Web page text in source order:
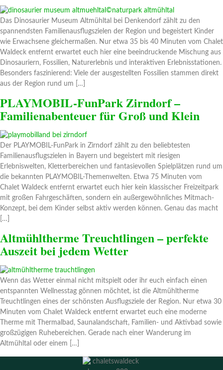
Das Dinosaurier Museum Altmühltal bei Denkendorf zählt zu den
spannendsten Familienausflugszielen der Region und begeistert Kinder
wie Erwachsene gleichermaßen. Nur etwa 35 bis 40 Minuten vom Chalet
Waldeck entfernt erwartet euch hier eine beeindruckende Mischung aus
Dinosauriern, Fossilien, Naturerlebnis und interaktiven Erlebnisstationen.
Besonders faszinierend: Viele der ausgestellten Fossilien stammen direkt
aus der Region rund um […]
PLAYMOBIL-FunPark Zirndorf –
Familienabenteuer für Groß und Klein
Der PLAYMOBIL-FunPark in Zirndorf zählt zu den beliebtesten
Familienausflugszielen in Bayern und begeistert mit riesigen
Erlebniswelten, Kletterbereichen und fantasievollen Spielplätzen rund um
die bekannten PLAYMOBIL-Themenwelten. Etwa 75 Minuten vom
Chalet Waldeck entfernt erwartet euch hier kein klassischer Freizeitpark
mit großen Fahrgeschäften, sondern ein außergewöhnliches Mitmach-
Konzept, bei dem Kinder selbst aktiv werden können. Genau das macht
[…]
Altmühltherme Treuchtlingen – perfekte
Auszeit bei jedem Wetter
Wenn das Wetter einmal nicht mitspielt oder ihr euch einfach einen
entspannten Wellnesstag gönnen möchtet, ist die Altmühltherme
Treuchtlingen eines der schönsten Ausflugsziele der Region. Nur etwa 30
Minuten vom Chalet Waldeck entfernt erwartet euch eine moderne
Therme mit Thermalbad, Saunalandschaft, Familien- und Aktivbad sowie
großzügigen Ruhebereichen. Gerade nach einer Wanderung im
Altmühltal oder einem […]